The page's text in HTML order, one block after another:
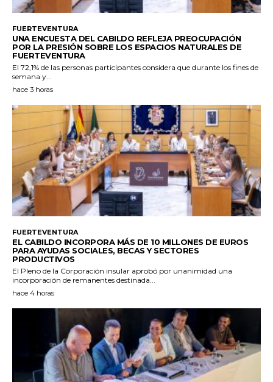
FUERTEVENTURA
UNA ENCUESTA DEL CABILDO REFLEJA PREOCUPACIÓN
POR LA PRESIÓN SOBRE LOS ESPACIOS NATURALES DE
FUERTEVENTURA
El 72,1% de las personas participantes considera que durante los fines de
semana y...
hace 3 horas
FUERTEVENTURA
EL CABILDO INCORPORA MÁS DE 10 MILLONES DE EUROS
PARA AYUDAS SOCIALES, BECAS Y SECTORES
PRODUCTIVOS
El Pleno de la Corporación insular aprobó por unanimidad una
incorporación de remanentes destinada...
hace 4 horas